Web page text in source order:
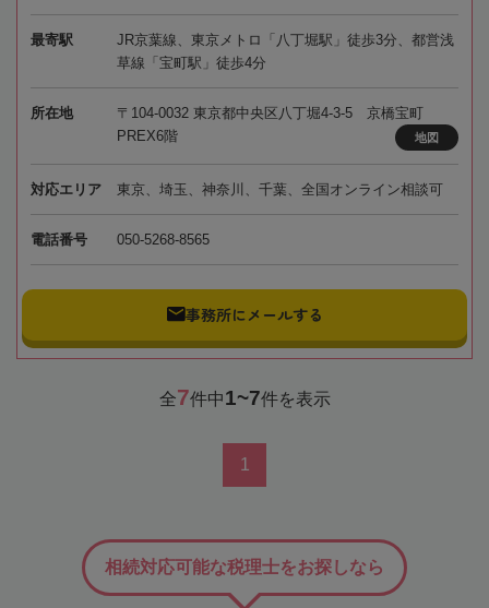
最寄駅
JR京葉線、東京メトロ「八丁堀駅」徒歩3分、都営浅
草線「宝町駅」徒歩4分
所在地
〒104-0032 東京都中央区八丁堀4-3-5 京橋宝町
PREX6階
地図
対応エリア 東京、埼玉、神奈川、千葉、全国オンライン相談可
電話番号 050-5268-8565
事務所にメールする
全7件中1~7件を表示
1
相続対応可能な税理士をお探しなら